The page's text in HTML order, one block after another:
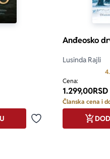
je 4.9 od 5
Dodaj u omiljene
Anđeosko
Lusinda Rajli
Cena:
1.299,00RSD
Članska cena i